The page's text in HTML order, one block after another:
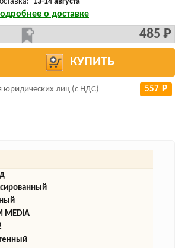
о доставке
485 Р
КУПИТЬ
юридических лиц (с НДС) 557 Р
MEDIA